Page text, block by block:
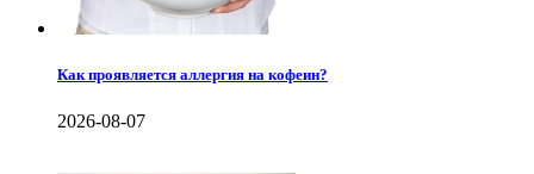
Как проявляется аллергия на кофеин?
2026-08-07